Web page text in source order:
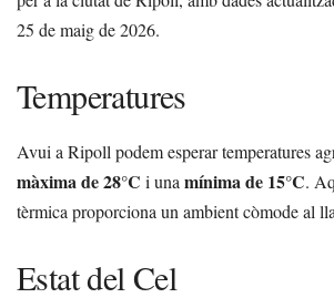
25 de maig de 2026.
Temperatures
Avui a Ripoll podem esperar temperatures
màxima de 28°C i unamínima de 15°C.
tèrmica proporciona un ambient còmode al
Estat del Cel